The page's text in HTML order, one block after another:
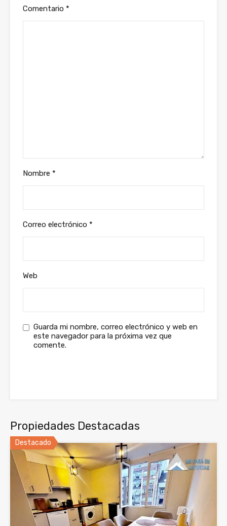
Comentario *
Nombre *
Correo electrónico *
Web
Guarda mi nombre, correo electrónico y web en
este navegador para la próxima vez que
comente.
Propiedades Destacadas
Destacado